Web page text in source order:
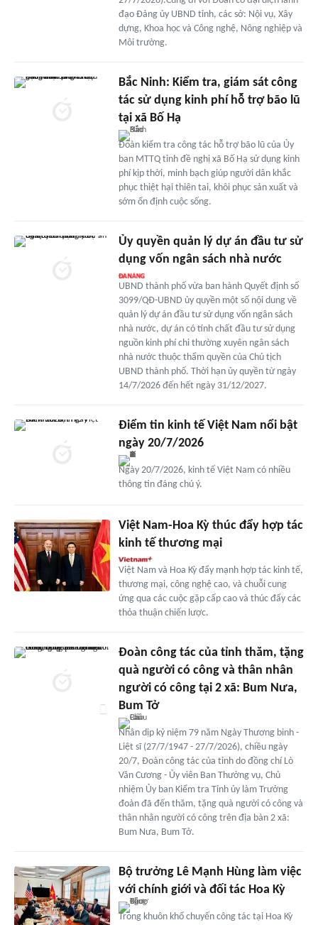
đạo Đảng ủy UBND tỉnh, các sở: Nội vụ, Xây
dựng, Khoa học và Công nghệ, Nông nghiệp và
Môi trường.
Bắc Ninh: Kiểm tra, giám sát công
tác sử dụng kinh phí hỗ trợ bão lũ
tại xã Bố Hạ
Đoàn kiểm tra công tác hỗ trợ bão lũ của Ủy
ban MTTQ tỉnh đề nghị xã Bố Hạ sử dụng kinh
phí kịp thời, minh bạch giúp người dân khắc
phục thiệt hại thiên tai, khôi phục sản xuất và
sớm ổn định cuộc sống.
Ủy quyền quản lý dự án đầu tư sử
dụng vốn ngân sách nhà nước
UBND thành phố vừa ban hành Quyết định số
3099/QĐ-UBND ủy quyền một số nội dung về
quản lý dự án đầu tư sử dụng vốn ngân sách
nhà nước, dự án có tính chất đầu tư sử dụng
nguồn kinh phí chi thường xuyên ngân sách
nhà nước thuộc thẩm quyền của Chủ tịch
UBND thành phố. Thời hạn ủy quyền từ ngày
14/7/2026 đến hết ngày 31/12/2027.
Điểm tin kinh tế Việt Nam nổi bật
ngày 20/7/2026
Ngày 20/7/2026, kinh tế Việt Nam có nhiều
thông tin đáng chú ý.
Việt Nam-Hoa Kỳ thúc đẩy hợp tác
kinh tế thương mại
Việt Nam và Hoa Kỳ đẩy mạnh hợp tác kinh tế,
thương mại, công nghệ cao, và chuỗi cung
ứng qua các cuộc gặp cấp cao và thúc đẩy các
thỏa thuận chiến lược.
Đoàn công tác của tỉnh thăm, tặng
quà người có công và thân nhân
người có công tại 2 xã: Bum Nưa,
Bum Tở
Nhân dịp kỷ niệm 79 năm Ngày Thương binh -
Liệt sĩ (27/7/1947 - 27/7/2026), chiều ngày
20/7, Đoàn công tác của tỉnh do đồng chí Lò
Văn Cương - Ủy viên Ban Thường vụ, Chủ
nhiệm Ủy ban Kiểm tra Tỉnh ủy làm Trưởng
đoàn đã đến thăm, tặng quà người có công và
thân nhân người có công trên địa bàn 2 xã:
Bum Nưa, Bum Tở.
Bộ trưởng Lê Mạnh Hùng làm việc
với chính giới và đối tác Hoa Kỳ
Trong khuôn khổ chuyến công tác tại Hoa Kỳ